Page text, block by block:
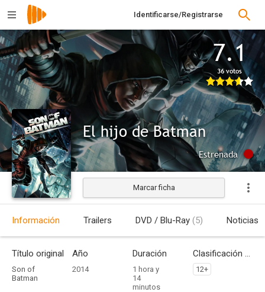
Identificarse/Registrarse
7.1
36 votos
El hijo de Batman
Estrenada
Marcar ficha
Información Trailers DVD / Blu-Ray (5) Noticias
Título original
Son of
Batman
Año
2014
Duración
1 hora y
14
minutos
Clasificación por edades
12+